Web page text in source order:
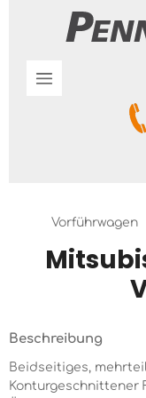
Zum Hauptinhalt
Vorführwagen
Beschreibung
Beidseitiges,
Konturgeschnittener